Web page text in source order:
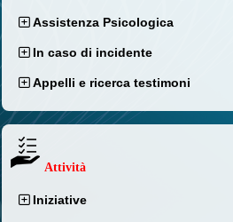
Assistenza Psicologica
In caso di incidente
Appelli e ricerca testimoni
Attività
Iniziative